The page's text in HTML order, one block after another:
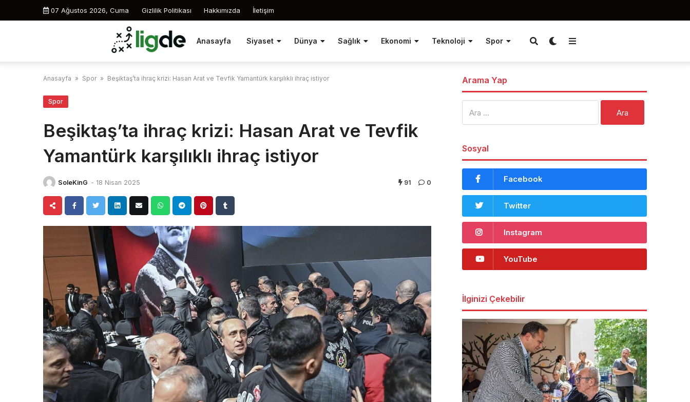
07 Ağustos 2026, Cuma Gizlilik Politikası Hakkımızda İletişim
Anasayfa Siyaset Dünya Sağlık Ekonomi Teknoloji Spor
Anasayfa » Spor » Beşiktaş’ta ihraç krizi: Hasan Arat ve Tevfik Yamantürk karşılıklı ihraç istiyor
Spor
Beşiktaş’ta ihraç krizi: Hasan Arat ve Tevfik
Yamantürk karşılıklı ihraç istiyor
SoleKinG - 18 Nisan 2025 91 0
Arama Yap
Sosyal
Facebook
Twitter
Instagram
YouTube
İlginizi Çekebilir